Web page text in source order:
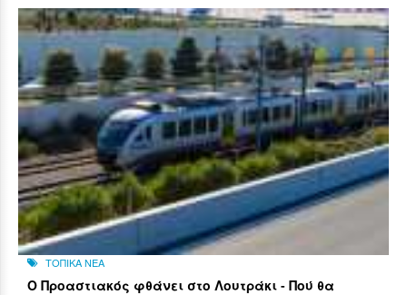
ΤΟΠΙΚΑ ΝΕΑ
Ο Προαστιακός φθάνει στο Λουτράκι - Πού θα